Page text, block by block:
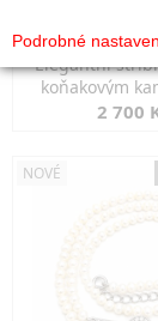
Elegantní
koňakovým
2 700
NOVÉ
Podrobné